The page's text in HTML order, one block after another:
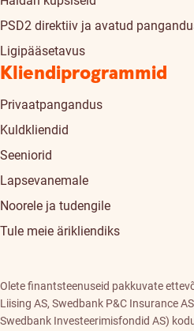
PSD2 direktiiv ja avatud
Ligipääsetavus
Kliendiprogrammid
Privaatpangandus
Kuldkliendid
Seeniorid
Lapsevanemale
Noorele ja tudengile
Tule meie ärikliendiks
Olete finantsteenuseid pakkuvate
Liising AS, Swedbank P&C Insurance
Swedbank Investeerimisfondid AS)